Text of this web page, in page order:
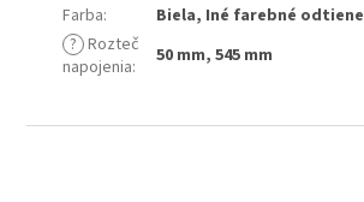
Farba:
Biela, Iné farebné odtiene
? Rozteč
napojenia: 50 mm, 545 mm